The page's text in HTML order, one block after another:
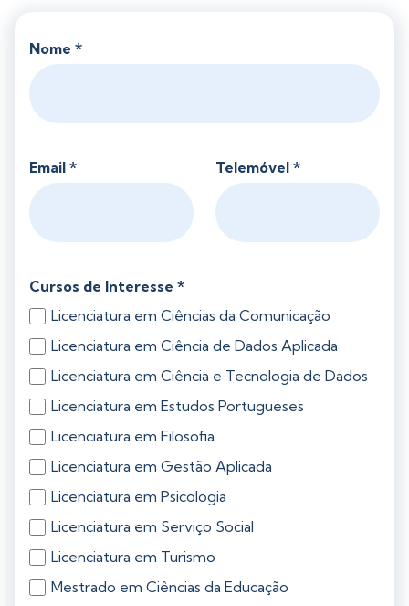
Nome *
Email * Telemóvel *
Cursos de Interesse *
Licenciatura em Ciências da Comunicação
Licenciatura em Ciência de Dados Aplicada
Licenciatura em Ciência e Tecnologia de Dados
Licenciatura em Estudos Portugueses
Licenciatura em Filosofia
Licenciatura em Gestão Aplicada
Licenciatura em Psicologia
Licenciatura em Serviço Social
Licenciatura em Turismo
Mestrado em Ciências da Educação